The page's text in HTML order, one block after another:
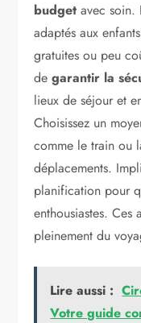
budget avec soin.
adaptés aux
gratuites ou peu
degarantir la
lieux de séjour et
Choisissez un
comme le train ou
déplacements.
planification pour
enthousiastes. Ces
pleinement du
Lire aussi :
Votre guide